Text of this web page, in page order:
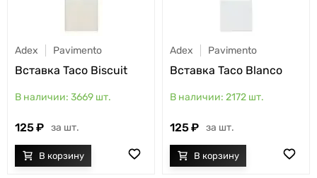
Adex Pavimento
Вставка Taco Biscuit
3669 шт.
125 шт.
Adex Pavimento
Вставка Taco Blanco
2172 шт.
125 шт.